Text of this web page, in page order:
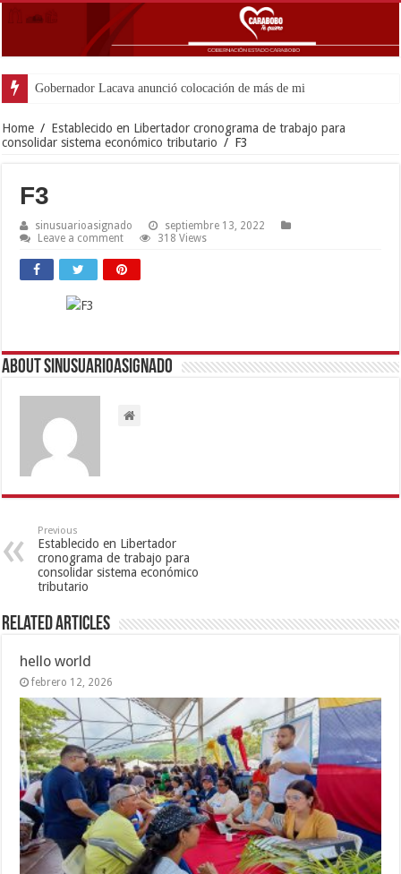
Gobernador Lacava anunció colocación de más de mil 500 toneladas
Home / Establecido en Libertador cronograma de trabajo para
consolidar sistema económico tributario / F3
F3
sinusuarioasignado
septiembre 13, 2022
Leave a comment
318 Views
About sinusuarioasignado
Previous
Establecido en Libertador
cronograma de trabajo para
consolidar sistema económico
tributario
Related Articles
hello world
febrero 12, 2026